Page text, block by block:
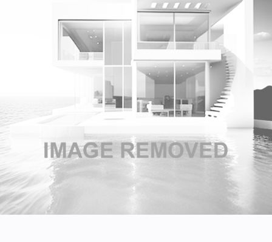
Om VVS Aktuelt
Abonner på fagbladet Byggfakta Nyheter
Annonsere i VVS Aktuelt
Tips oss
eBlad